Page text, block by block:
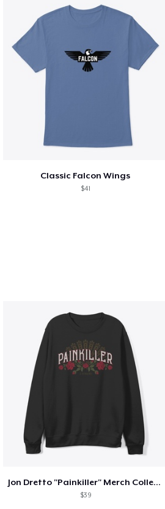
Classic Falcon Wings
$41
Jon Dretto "Painkiller" Merch Collection
$39
Seguir comprando